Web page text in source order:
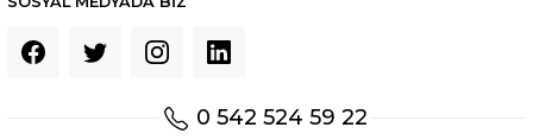
0 542 524 59 22